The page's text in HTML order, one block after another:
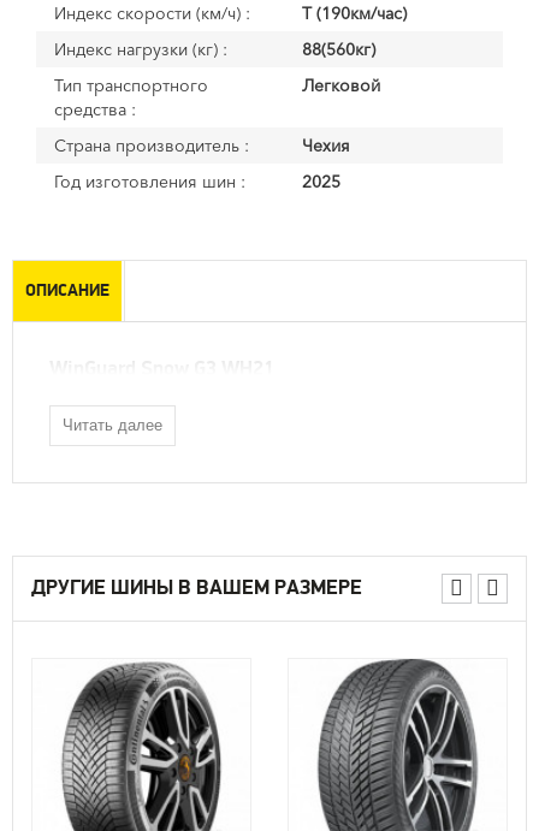
Индекс скорости (км/ч) :
T (190км/час)
Индекс нагрузки (кг) :
88(560кг)
Тип транспортного
средства :
Легковой
Страна производитель :
Чехия
Год изготовления шин :
2025
ОПИСАНИЕ
Читать далее
ДРУГИЕ ШИНЫ В ВАШЕМ РАЗМЕРЕ